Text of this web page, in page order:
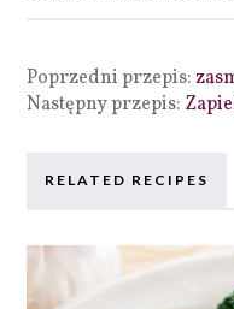
Poprzedni przepis:
Następny przepis:
RELATED RECIPES